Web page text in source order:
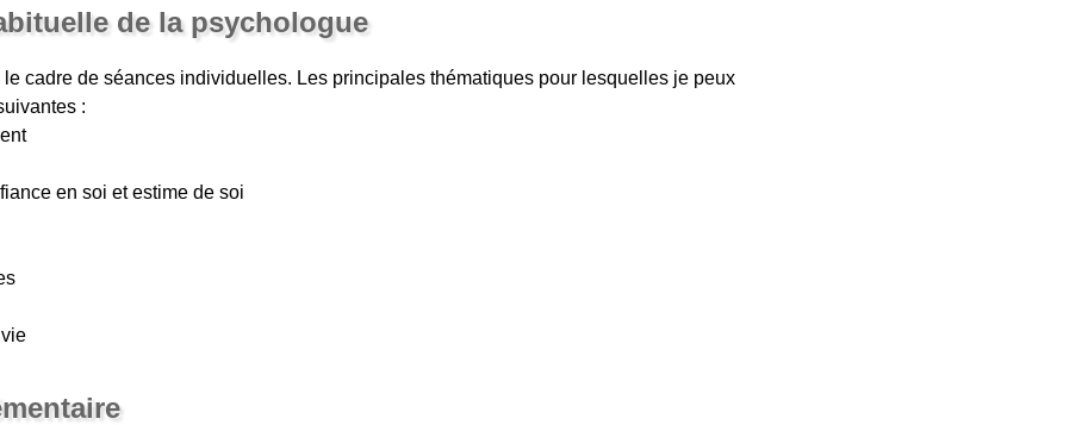
de la psychologue
cadre de séances individuelles. Les principales thématiques pour lesquelles je peux
:
en soi et estime de soi